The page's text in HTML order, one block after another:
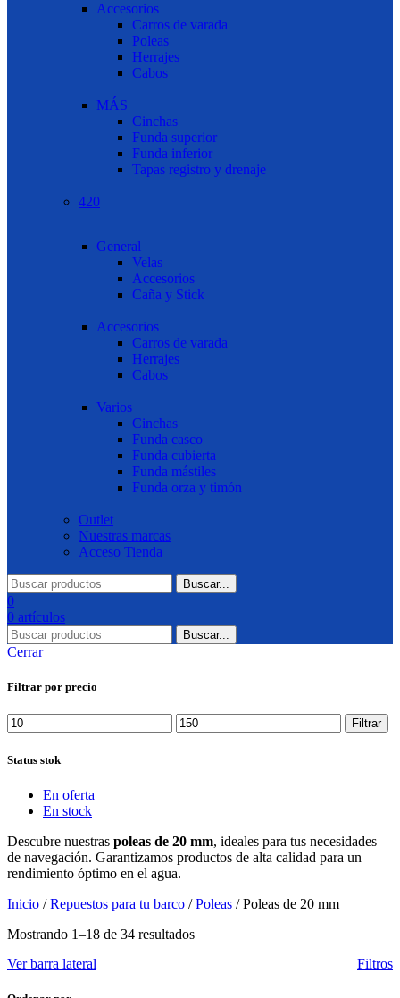
Accesorios
Carros de varada
Poleas
Herrajes
Cabos
MÁS
Cinchas
Funda superior
Funda inferior
Tapas registro y drenaje
420
General
Velas
Accesorios
Caña y Stick
Accesorios
Carros de varada
Herrajes
Cabos
Varios
Cinchas
Funda casco
Funda cubierta
Funda mástiles
Funda orza y timón
Outlet
Nuestras marcas
Acceso Tienda
Buscar...
0
0 artículos
Buscar...
Cerrar
Filtrar por precio
Precio
mínimo
Precio
máximo
Filtrar
Status stok
En oferta
En stock
Descubre nuestras poleas de 20 mm, ideales para tus necesidades
de navegación. Garantizamos productos de alta calidad para un
rendimiento óptimo en el agua.
Inicio / Repuestos para tu barco / Poleas / Poleas de 20 mm
Mostrando 1–18 de 34 resultados
Ver barra lateral
Filtros